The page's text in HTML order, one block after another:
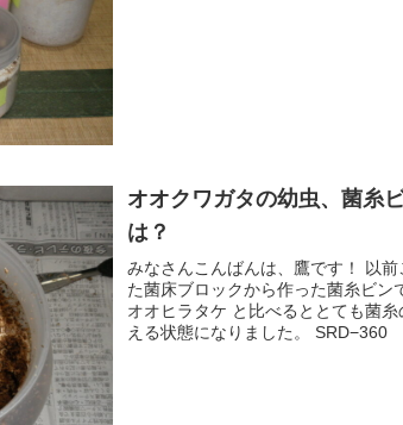
オオクワガタの幼虫、菌糸
は？
みなさんこんばんは、鷹です！ 以
た菌床ブロックから作った菌糸ビ
オオヒラタケ と比べるととても菌
える状態になりました。 SRD−360